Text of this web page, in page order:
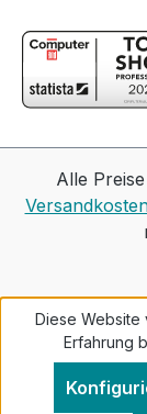
Alle
Diese Website
Erfahrung